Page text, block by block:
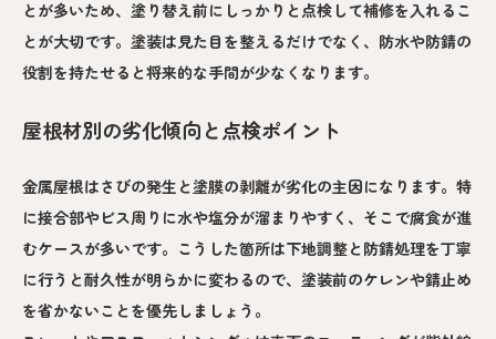
とが多いため、塗り替え前にしっかりと点検して補修を入れるこ
とが大切です。塗装は見た目を整えるだけでなく、防水や防錆の
役割を持たせると将来的な手間が少なくなります。
屋根材別の劣化傾向と点検ポイント
金属屋根はさびの発生と塗膜の剥離が劣化の主因になります。特
に接合部やビス周りに水や塩分が溜まりやすく、そこで腐食が進
むケースが多いです。こうした箇所は下地調整と防錆処理を丁寧
に行うと耐久性が明らかに変わるので、塗装前のケレンや錆止め
を省かないことを優先しましょう。